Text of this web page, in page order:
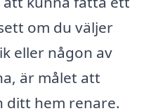
om du väljer
eller någon av
är målet att
ditt hem renare.